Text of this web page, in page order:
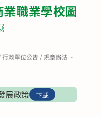
職業學校圖
行政單位公告 /規章辦法
展政策 下載